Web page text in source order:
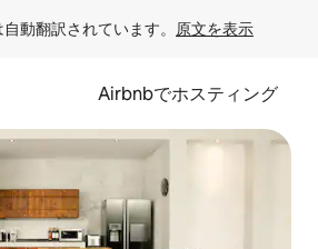
動翻訳されています。 原文を表示
Airbnbでホスティング